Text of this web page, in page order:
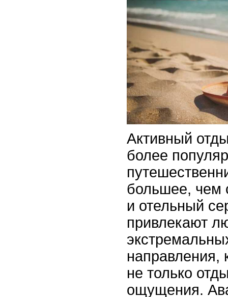
Активный
более
большее, чем
и отельный
привлекают
направления,
не только
ощущения.